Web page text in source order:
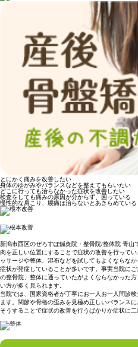
とにかく痛みを改善したい
身体のゆがみやバランスなどを整えてもらいたい
どこに行っても治らなかった症状を改善したい
検査をしても痛みの原因が分からず、困っている
慢性的な肩こり、腰痛は治らないとあきらめている
新潟市西区のぜろすぽ鍼灸院・整骨院/整体院 青
肉を正しい位置にすることで症状の改善を行って
ッサージや整体、湿布などを試してもよくならな
症状が発症していることが多いです。事実当院に
の整骨院、整体に通っていたがよくならなかった
い方が多く見られます。
当院では、国家資格者が丁寧にお一人お一人問診
ます。関節や骨格の歪みを見極め正しいバランス
そうすることで症状の改善を行うばかりか症状に